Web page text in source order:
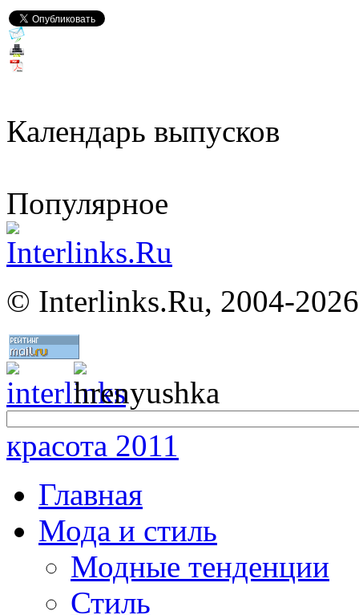
Календарь выпусков
Популярное
© Interlinks.Ru, 2004-2026
красота 2011
Главная
Мода и стиль
Модные тенденции
Стиль